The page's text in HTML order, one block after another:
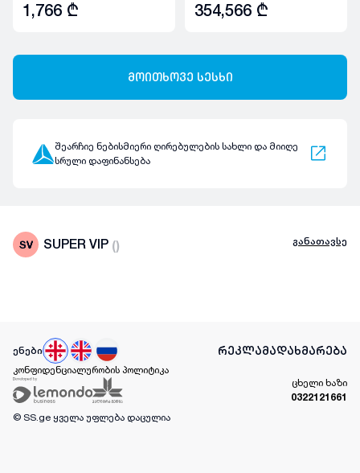
1,766 ₾ 354,566 ₾
მოითხოვე სესხი
შეარჩიე ნებისმიერი ღირებულების სახლი და მიიღე
სრული დაფინანსება
SUPER VIP () განათავსე
ენები რეკლამადახმარება
კონფიდენციალურობის პოლიტიკა
ცხელი ხაზი
0322121661
© SS.ge ყველა უფლება დაცულია